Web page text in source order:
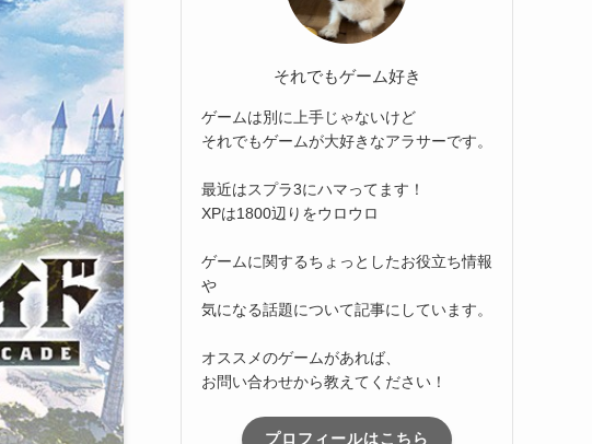
それでもゲーム好き
ゲームは別に上手じゃないけど
それでもゲームが大好きなアラサーです。
最近はスプラ3にハマってます！
XPは1800辺りをウロウロ
ゲームに関するちょっとしたお役立ち情報
や
気になる話題について記事にしています。
オススメのゲームがあれば、
お問い合わせから教えてください！
プロフィールはこちら